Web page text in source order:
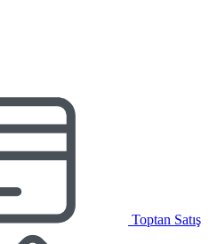
Toptan Satış